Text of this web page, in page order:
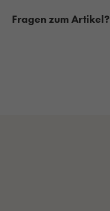
Fragen zum Artikel?